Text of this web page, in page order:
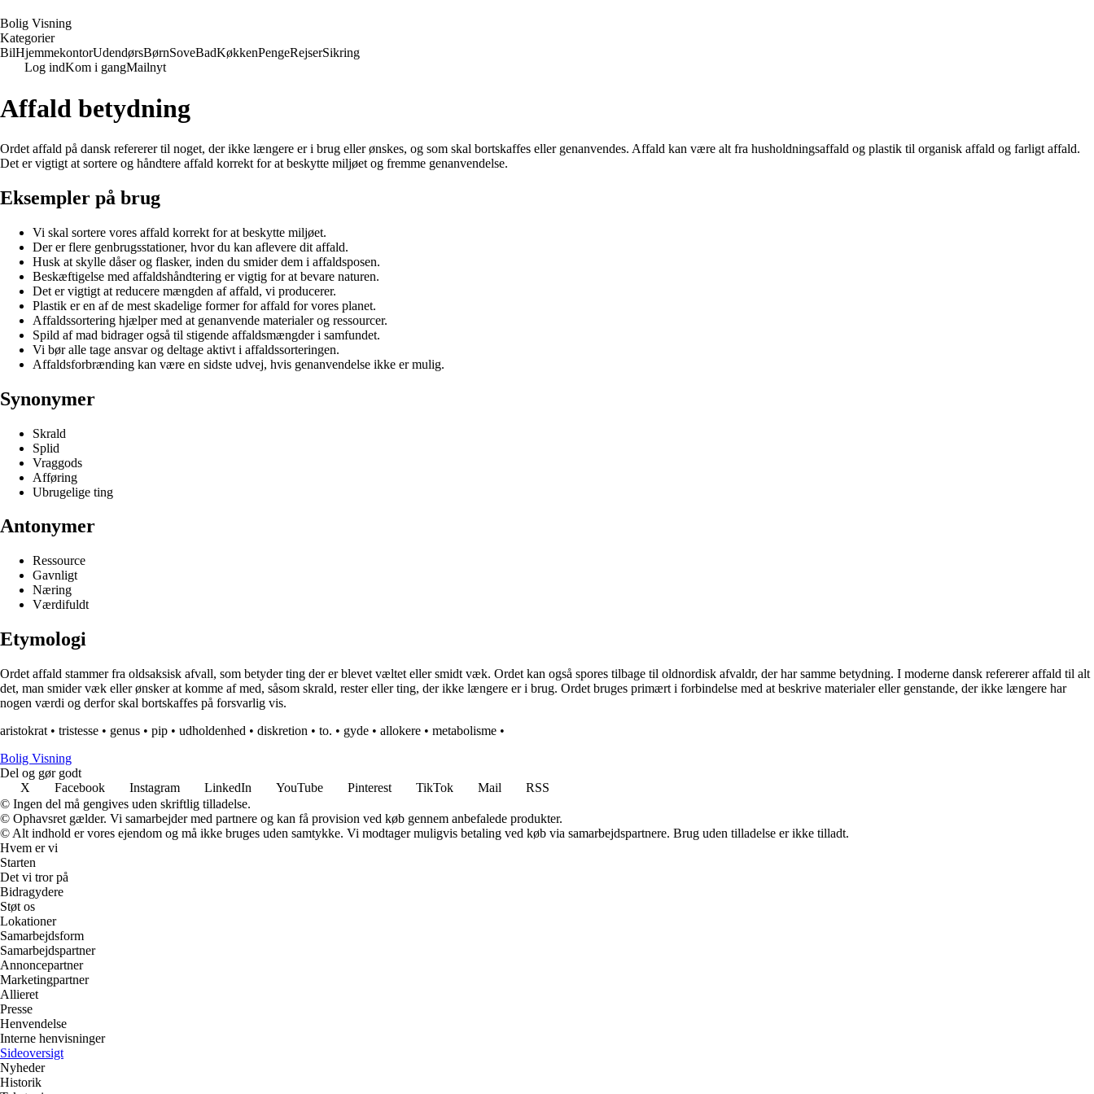
Bolig Visning
Kategorier
BilHjemmekontorUdendørsBørnSoveBadKøkkenPengeRejserSikring
Log indKom i gangMailnyt
Affald betydning
Ordet affald på dansk refererer til noget, der ikke længere er i brug eller ønskes, og som skal bortskaffes eller genanvendes. Affald kan være alt fra husholdningsaffald og plastik til organisk affald og farligt affald.
Det er vigtigt at sortere og håndtere affald korrekt for at beskytte miljøet og fremme genanvendelse.
Eksempler på brug
Vi skal sortere vores affald korrekt for at beskytte miljøet.
Der er flere genbrugsstationer, hvor du kan aflevere dit affald.
Husk at skylle dåser og flasker, inden du smider dem i affaldsposen.
Beskæftigelse med affaldshåndtering er vigtig for at bevare naturen.
Det er vigtigt at reducere mængden af affald, vi producerer.
Plastik er en af de mest skadelige former for affald for vores planet.
Affaldssortering hjælper med at genanvende materialer og ressourcer.
Spild af mad bidrager også til stigende affaldsmængder i samfundet.
Vi bør alle tage ansvar og deltage aktivt i affaldssorteringen.
Affaldsforbrænding kan være en sidste udvej, hvis genanvendelse ikke er mulig.
Synonymer
Skrald
Splid
Vraggods
Afføring
Ubrugelige ting
Antonymer
Ressource
Gavnligt
Næring
Værdifuldt
Etymologi
Ordet affald stammer fra oldsaksisk afvall, som betyder ting der er blevet væltet eller smidt væk. Ordet kan også spores tilbage til oldnordisk afvaldr, der har samme betydning. I moderne dansk refererer affald til alt
det, man smider væk eller ønsker at komme af med, såsom skrald, rester eller ting, der ikke længere er i brug. Ordet bruges primært i forbindelse med at beskrive materialer eller genstande, der ikke længere har
nogen værdi og derfor skal bortskaffes på forsvarlig vis.
aristokrat • tristesse • genus • pip • udholdenhed • diskretion • to. • gyde • allokere • metabolisme •
Bolig Visning
Del og gør godt
X
Facebook Instagram LinkedIn YouTube Pinterest TikTok Mail
RSS
© Ingen del må gengives uden skriftlig tilladelse.
© Ophavsret gælder. Vi samarbejder med partnere og kan få provision ved køb gennem anbefalede produkter.
© Alt indhold er vores ejendom og må ikke bruges uden samtykke. Vi modtager muligvis betaling ved køb via samarbejdspartnere. Brug uden tilladelse er ikke tilladt.
Hvem er vi
Starten
Det vi tror på
Bidragydere
Støt os
Lokationer
Samarbejdsform
Samarbejdspartner
Annoncepartner
Marketingpartner
Allieret
Presse
Henvendelse
Interne henvisninger
Sideoversigt
Nyheder
Historik